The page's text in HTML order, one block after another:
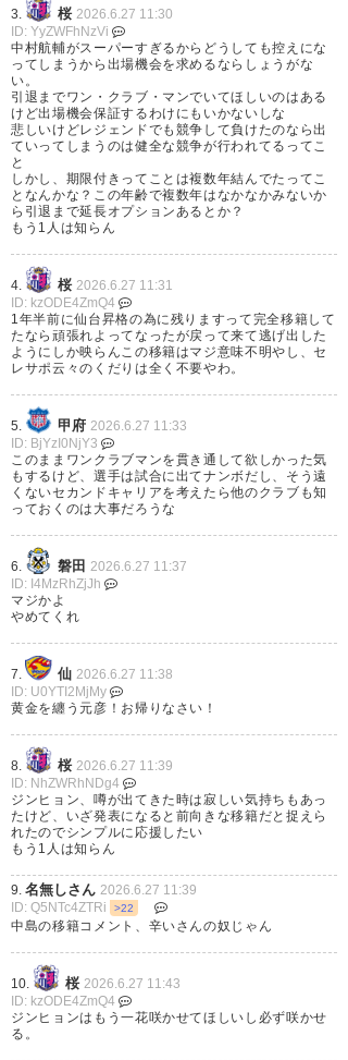
一部の選手の扱いどうよ？とも思う事もあるけど、
試合に出てる選手は着実に進化してたからなぁ
でもそんな不満あるなら帰らずに最初から仙台行っ
てればええし、
セレッソ帰ってきてからの不満やとしたら、それこ
そ自分で重く受け止めるべき事ちゃうんかね？
569U-名無しさん 2026/06/26(金) 16:58:23 ID:g9YuQpHK0
蛍といい中島といい数年に一度移籍のと
573U-名無しさん2026/06/26(金) 17:02:39 ID:GmMHHiOD0
>>569
苦言だったん？翻訳できたならどういう解釈か教え
てくれ
580 U-名無しさん2026/06/26(金) 17:09:39 ID:g9YuQpHK0
>>573
「セレッソサポーターの僕だったからこその選択」
「ただセレッソを一番愛していたのも僕」
ワイはだらだら言わんけど察せってことやで
570U-名無しさん
はいジンヒョン
https://www.cerezo.jp/news/2026-0626-1700/
#キムジンヒョン
ティへ期限付き移籍のお知らせ
🗣️「この度、栃木シティに期限
付き移籍で行くことになりまし
た。どんな状況でも常に私を支
えてくださり、多くの応援をい
ただいたすべての方々に感謝し
ています。セレッソ大阪ファミ
リーの皆さん、また会いましょ
3. 桜 2026.6.27 11:30
ID: YyZWFhNzVi
中村航輔がスーパーすぎるからどうしても控えにな
ってしまうから出場機会を求めるならしょうがな
い。
引退までワン・クラブ・マンでいてほしいのはある
けど出場機会保証するわけにもいかないしな
悲しいけどレジェンドでも競争して負けたのなら出
ていってしまうのは健全な競争が行われてるってこ
と
しかし、期限付きってことは複数年結んでたってこ
となんかな？この年齢で複数年はなかなかみないか
ら引退まで延長オプションあるとか？
もう1人は知らん
4. 桜 2026.6.27 11:31
ID: kzODE4ZmQ4
1年半前に仙台昇格の為に残りますって完全移籍して
たなら頑張れよってなったが戻って来て逃げ出した
ようにしか映らんこの移籍はマジ意味不明やし、セ
レサポ云々のくだりは全く不要やわ。
5. 甲府 2026.6.27 11:33
ID: BjYzI0NjY3
このままワンクラブマンを貫き通して欲しかった気
もするけど、選手は試合に出てナンボだし、そう遠
くないセカンドキャリアを考えたら他のクラブも知
っておくのは大事だろうな
6. 磐田 2026.6.27 11:37
ID: I4MzRhZjJh
マジかよ
やめてくれ
7. 仙 2026.6.27 11:38
ID: U0YTI2MjMy
黄金を纏う元彦！お帰りなさい！
8. 桜 2026.6.27 11:39
ID: NhZWRhNDg4
ジンヒョン、噂が出てきた時は寂しい気持ちもあっ
たけど、いざ発表になると前向きな移籍だと捉えら
れたのでシンプルに応援したい
もう1人は知らん
9. 名無しさん 2026.6.27 11:39
ID: Q5NTc4ZTRi
>22
中島の移籍コメント、辛いさんの奴じゃん
10. 桜 2026.6.27 11:43
ID: kzODE4ZmQ4
ジンヒョンはもう一花咲かせてほしいし必ず咲かせ
る。